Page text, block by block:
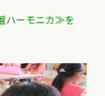
ハーモニカ≫を